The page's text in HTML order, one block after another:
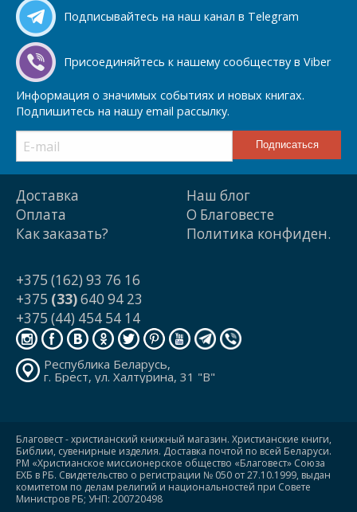
Подписывайтесь на наш канал в Telegram
Присоединяйтесь к нашему сообществу в Viber
Информация о значимых событиях и новых книгах.
Подпишитесь на нашу email рассылку.
Доставка
Оплата
Как заказать?
Наш блог
О Благовесте
Политика конфиден.
+375 (162) 93 76 16
+375 (33)640 94 23
+375 (44) 454 54 14
Республика Беларусь,
г. Брест, ул. Халтурина, 31 "В"
Благовест - христианский книжный магазин. Христианские книги,
Библии, сувенирные изделия. Доставка почтой по всей Беларуси.
РМ «Христианское миссионерское общество «Благовест» Союза
ЕХБ в РБ. Свидетельство о регистрации № 050 от 27.10.1999, выдан
комитетом по делам религий и национальностей при Совете
Министров РБ; УНП: 200720498